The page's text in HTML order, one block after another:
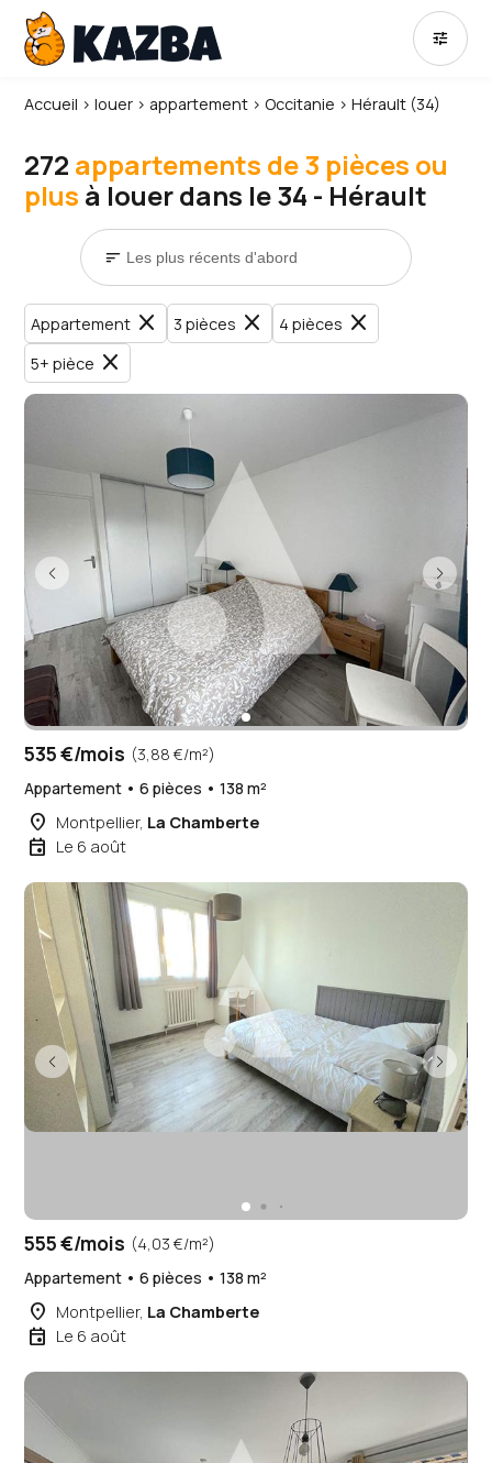
tune
Accueil ›louer › appartement ›Occitanie ›Hérault (34)
272 appartements de 3 pièces ou
plus à louer dans le 34 - Hérault
sort
Appartement close 3 pièces close 4 pièces close
5+ pièce close
535 €/mois (3,88 €/m²)
Appartement • 6 pièces • 138 m²
place Montpellier, La Chamberte
event Le 6 août
555 €/mois (4,03 €/m²)
Appartement • 6 pièces • 138 m²
place Montpellier, La Chamberte
event Le 6 août